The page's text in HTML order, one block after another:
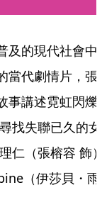
及的現代社會中
當代劇情片，張
事講述霓虹閃爍
找失聯已久的女
仁（張榕容 飾
（伊莎貝・雨